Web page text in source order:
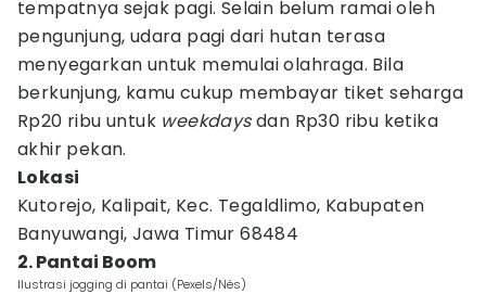
tempatnya sejak pagi. Selain belum ramai oleh
pengunjung, udara pagi dari hutan terasa
menyegarkan untuk memulai olahraga. Bila
berkunjung, kamu cukup membayar tiket seharga
Rp20 ribu untuk weekdaysdan Rp30 ribu ketika
akhir pekan.
Lokasi
Kutorejo, Kalipait, Kec. Tegaldlimo, Kabupaten
Banyuwangi, Jawa Timur 68484
2. Pantai Boom
Ilustrasi jogging di pantai (Pexels/Nés)